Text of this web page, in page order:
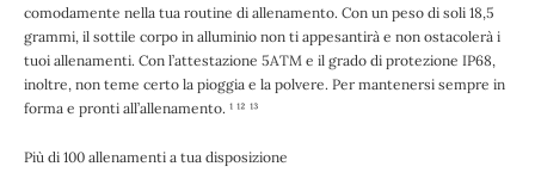
comodamente nella tua routine di allenamento. Con un peso di soli 18,5
grammi, il sottile corpo in alluminio non ti appesantirà e non ostacolerà i
tuoi allenamenti. Con l’attestazione 5ATM e il grado di protezione IP68,
inoltre, non teme certo la pioggia e la polvere. Per mantenersi sempre in
forma e pronti all’allenamento. ¹ ¹² ¹³
Più di 100 allenamenti a tua disposizione